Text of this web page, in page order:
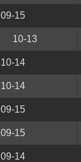
09-15
10-13
10-14
10-14
09-15
09-15
09-14